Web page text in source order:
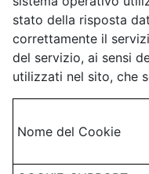
stato della risposta
correttamente il
del servizio, ai sensi
utilizzati nel sito, che
Nome del Cookie